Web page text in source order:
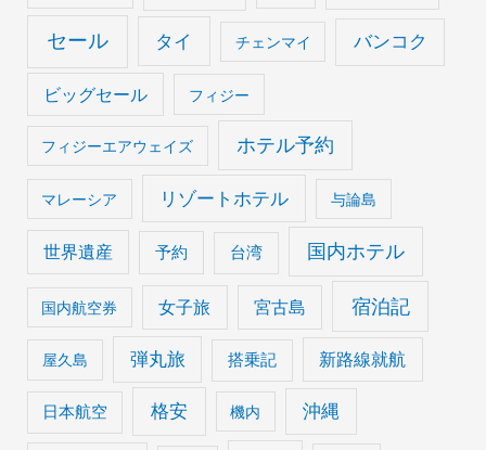
セール タイ チェンマイ バンコク
ビッグセール フィジー
フィジーエアウェイズ ホテル予約
マレーシア リゾートホテル 与論島
世界遺産 予約 台湾 国内ホテル
国内航空券 女子旅 宮古島 宿泊記
屋久島 弾丸旅 搭乗記 新路線就航
日本航空 格安 機内 沖縄